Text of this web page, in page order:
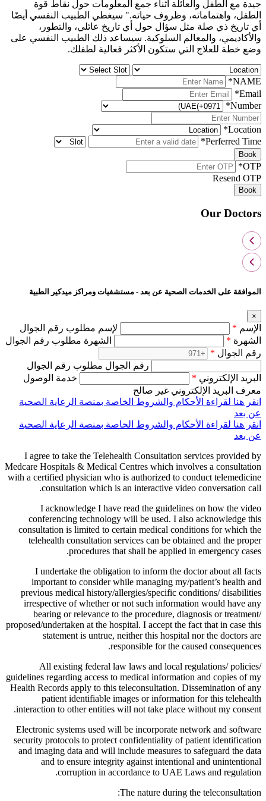
جيدة مع الطفل والعائلة أثناء جمع المعلومات حول نقاط قوة
الطفل، واهتماماته، وظروف حياته." سيغطي الطبيب النفسي أيضًا
أي تاريخ ذي صلة مثل سؤال حول أي تاريخ عائلي، والتطور،
والأكاديمي، والمعالم السلوكية. سيساعد ذلك الطبيب النفسي على
وضع خطة للعلاج التي ستكون الأكثر فعالية لطفلك.
NAME
*
Email
*
Number
*
Location
*
Perferred Time
*
Book
OTP
*
Resend OTP
Book
Our Doctors
الموافقة على الخدمات الصحية عن بعد - مستشفيات ومراكز ميدكير الطبية
×
الإسم *
لإسم مطلوب رقم الجوال
الشهرة *
الشهرة مطلوب رقم الجوال
رقم الجوال *
رقم الجوال مطلوب رقم الجوال
البريد الإلكتروني *
خدمة الوصول
معرف البريد الإلكتروني غير صالح
انقر هنا لقراءة الأحكام والشروط الخاصة بمنصة الرعاية الصحية
عن بعد
انقر هنا لقراءة الأحكام والشروط الخاصة بمنصة الرعاية الصحية
عن بعد
I agree to take the Telehealth Consultation services provided by
Medcare Hospitals & Medical Centres which involves a consultation
with a certified physician who is authorized to conduct telemedicine
consultation which is an interactive video conversation call.
I acknowledge I have read the guidelines on how the video
conferencing technology will be used. I also acknowledge this
consultation is limited to certain medical conditions for which the
telehealth consultation services can be obtained and the proper
procedures that shall be applied in emergency cases.
I undertake the obligation to inform the doctor about all facts
important to consider while managing my/patient’s health and
previous medical history/allergies/specific conditions/ disabilities
irrespective of whether or not such information would have any
bearing or relevance to the procedure, diagnosis or treatment/
proposed/undertaken at the hospital. I accept the fact that in case this
statement is untrue, neither this hospital nor the doctors are
responsible for the caused consequences.
All existing federal law laws and local regulations/ policies/
guidelines regarding access to medical information and copies of my
Health Records apply to this teleconsultation. Dissemination of any
patient identifiable images or information for this telehealth
interaction to other entities will not take place without my consent.
Electronic systems used will be incorporate network and software
security protocols to protect confidentiality of patient identification
and imaging data and will include measures to safeguard the data
and to ensure integrity against intentional and unintentional
corruption in accordance to UAE Laws and regulation.
The nature during the teleconsultation: